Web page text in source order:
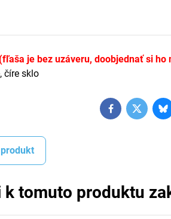
(fľaša je bez uzáveru, doobjednať si ho
číre sklo
FacebookTwitter
k tomuto produktu